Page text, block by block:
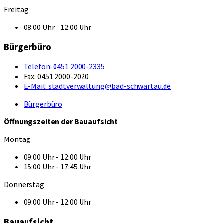
Freitag
08:00 Uhr - 12:00 Uhr
Bürgerbüro
Telefon: 0451 2000-2335
Fax: 0451 2000-2020
E-Mail: stadtverwaltung@bad-schwartau.de
Bürgerbüro
Öffnungszeiten der Bauaufsicht
Montag
09:00 Uhr - 12:00 Uhr
15:00 Uhr - 17:45 Uhr
Donnerstag
09:00 Uhr - 12:00 Uhr